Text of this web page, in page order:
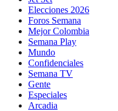
Elecciones 2026
Foros Semana
Mejor Colombia
Semana Play
Mundo
Confidenciales
Semana TV
Gente
Especiales
Arcadia